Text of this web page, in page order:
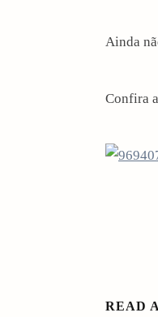
Ainda
Confira
READ